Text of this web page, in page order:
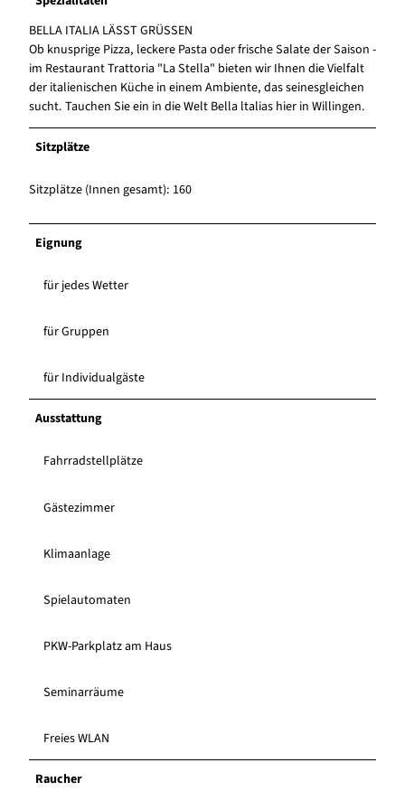
BELLA ITALIA LÄSST GRÜSSEN
Ob knusprige Pizza, leckere Pasta oder frische Salate der Saison -
im Restaurant Trattoria "La Stella" bieten wir Ihnen die Vielfalt
der italienischen Küche in einem Ambiente, das seinesgleichen
sucht. Tauchen Sie ein in die Welt Bella ltalias hier in Willingen.
Sitzplätze
Sitzplätze (Innen gesamt): 160
Eignung
für jedes Wetter
für Gruppen
für Individualgäste
Ausstattung
Fahrradstellplätze
Gästezimmer
Klimaanlage
Spielautomaten
PKW-Parkplatz am Haus
Seminarräume
Freies WLAN
Raucher